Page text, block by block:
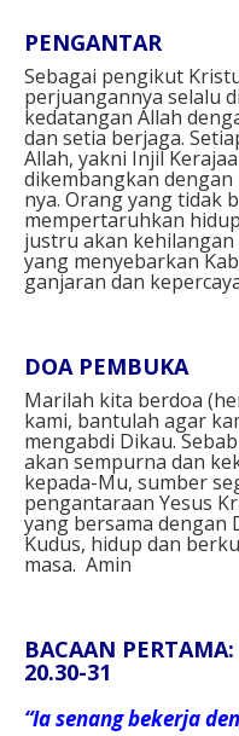
PENGANTAR
Sebagai pengikut
perjuangannya selalu
kedatangan Allah
dan setia berjaga.
Allah, yakni Injil
dikembangkan
nya. Orang yang tidak
mempertaruhkan
justru akan kehilangan
yang menyebarkan
ganjaran dan
DOA PEMBUKA
Marilah kita berdoa
kami, bantulah agar
mengabdi Dikau.
akan sempurna dan
kepada-Mu, sumber
pengantaraan Yesus
yang bersama dengan
Kudus, hidup dan
masa. Amin
BACAAN
20.30-31
“Ia senang bekerja